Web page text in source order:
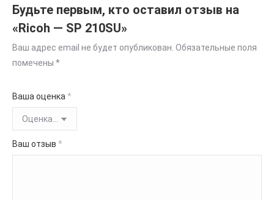
Будьте первым, кто оставил отзыв на
«Ricoh — SP 210SU»
Ваш адрес email не будет опубликован. Обязательные поля
помечены *
Ваша оценка *
Ваш отзыв *